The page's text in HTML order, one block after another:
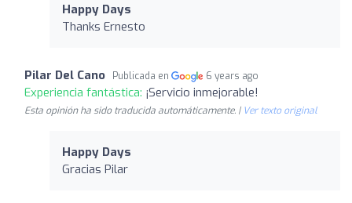
Happy Days
Thanks Ernesto
Pilar Del Cano Publicada en 6 years ago
Experiencia fantástica: ¡Servicio inmejorable!
Esta opinión ha sido traducida automáticamente. | Ver texto original
Happy Days
Gracias Pilar